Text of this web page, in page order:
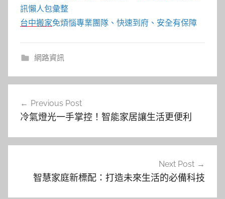
訊懶人包彙整
台中搬家免煩惱專業團隊、快速到府、安全有保障
網路資訊
覽
Previous Post
冷氣燈光一手掌控！智能家居讓生活更便利
Next Post
智慧家庭新標配：打造未來生活的必備科技